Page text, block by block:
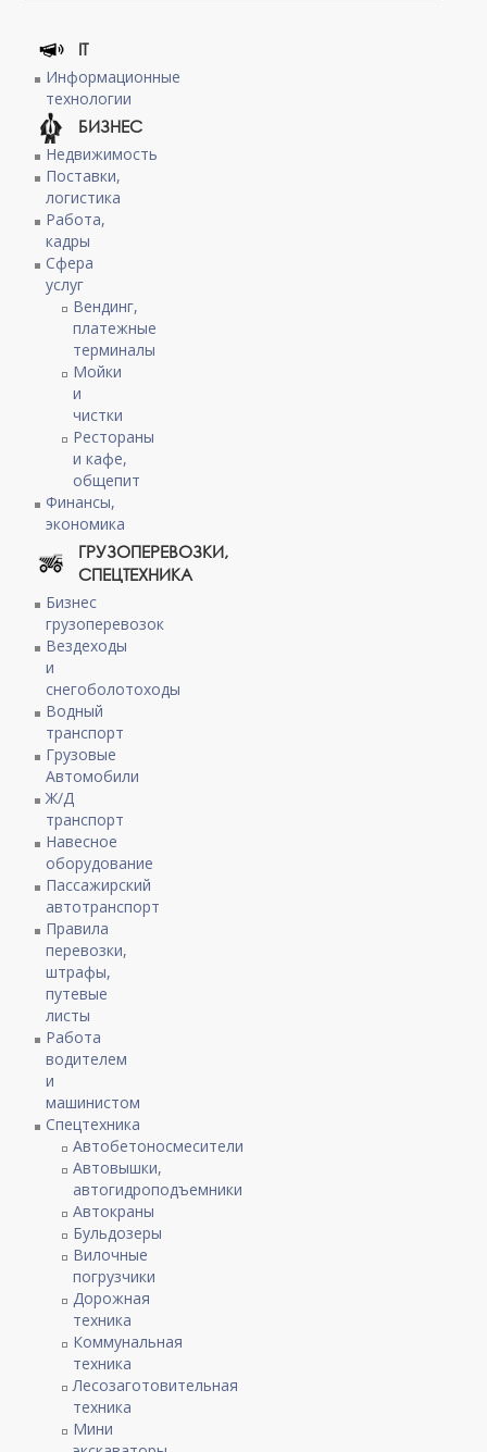
IT
Информационные
технологии
БИЗНЕС
Недвижимость
Поставки,
логистика
Работа,
кадры
Сфера
услуг
Вендинг,
платежные
терминалы
Мойки
и
чистки
Рестораны
и кафе,
общепит
Финансы,
экономика
ГРУЗОПЕРЕВОЗКИ,
СПЕЦТЕХНИКА
Бизнес
грузоперевозок
Вездеходы
и
снегоболотоходы
Водный
транспорт
Грузовые
Автомобили
Ж/Д
транспорт
Навесное
оборудование
Пассажирский
автотранспорт
Правила
перевозки,
штрафы,
путевые
листы
Работа
водителем
и
машинистом
Спецтехника
Автобетоносмесители
Автовышки,
автогидроподъемники
Автокраны
Бульдозеры
Вилочные
погрузчики
Дорожная
техника
Коммунальная
техника
Лесозаготовительная
техника
Мини